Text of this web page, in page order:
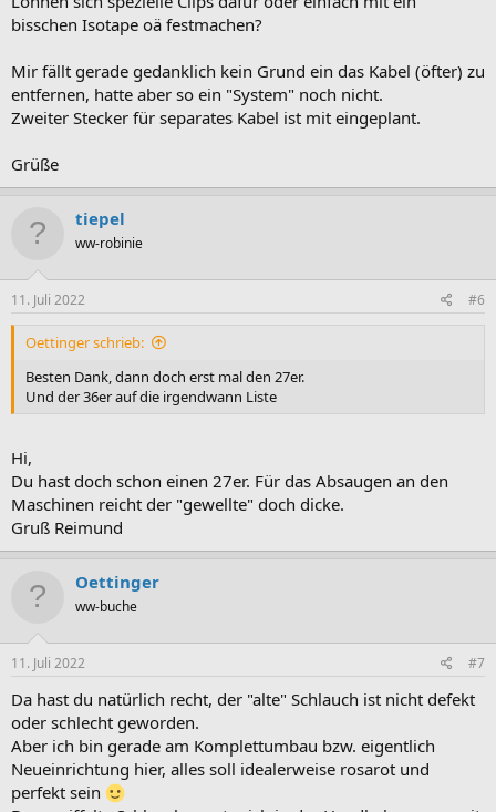
bisschen Isotape oä festmachen?
Mir fällt gerade gedanklich kein Grund ein das Kabel (öfter) zu
entfernen, hatte aber so ein "System" noch nicht.
Zweiter Stecker für separates Kabel ist mit eingeplant.
Grüße
tiepel
ww-robinie
11. Juli 2022 #6
Oettinger schrieb:
Besten Dank, dann doch erst mal den 27er.
Und der 36er auf die irgendwann Liste
Hi,
Du hast doch schon einen 27er. Für das Absaugen an den
Maschinen reicht der "gewellte" doch dicke.
Gruß Reimund
Oettinger
ww-buche
11. Juli 2022 #7
Da hast du natürlich recht, der "alte" Schlauch ist nicht defekt
oder schlecht geworden.
Aber ich bin gerade am Komplettumbau bzw. eigentlich
Neueinrichtung hier, alles soll idealerweise rosarot und
perfekt sein